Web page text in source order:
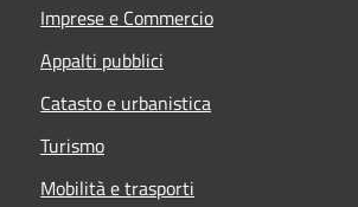
Imprese e Commercio
Appalti pubblici
Catasto e urbanistica
Turismo
Mobilità e trasporti